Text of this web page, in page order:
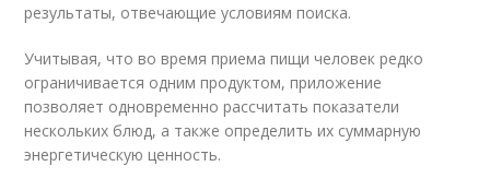
результаты, отвечающие условиям поиска.
Учитывая, что во время приема пищи человек редко
ограничивается одним продуктом, приложение
позволяет одновременно рассчитать показатели
нескольких блюд, а также определить их суммарную
энергетическую ценность.